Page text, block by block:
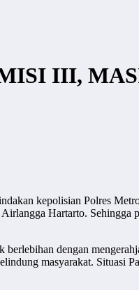
III,
kepolisian Polres
Hartarto. Sehingga
dengan
masyarakat. Situasi